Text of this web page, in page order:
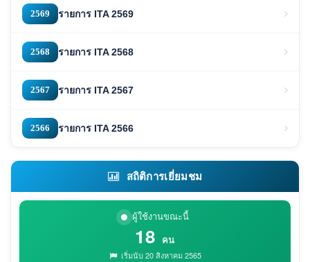
2569 รายการ ITA 2569
2568 รายการ ITA 2568
2567 รายการ ITA 2567
2566 รายการ ITA 2566
สถิติการเยี่ยมชม
ผู้ใช้งานขณะนี้
18 คน
เริ่มนับ 20 สิงหาคม 2565